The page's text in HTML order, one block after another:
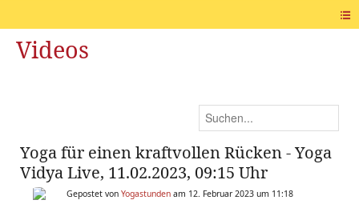
Videos
Yoga für einen kraftvollen Rücken - Yoga
Vidya Live, 11.02.2023, 09:15 Uhr
Gepostet von Yogastunden am 12. Februar 2023 um 11:18